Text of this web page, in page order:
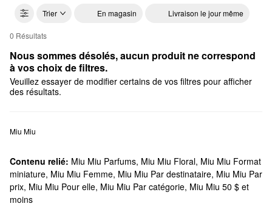
Trier En magasin Livraison le jour même
Miu Miu 100 $ et moins
0 Résultats
Nous sommes désolés, aucun produit ne correspond
à vos choix de filtres.
Veuillez essayer de modifier certains de vos filtres pour afficher
des résultats.
Miu Miu
Contenu relié: Miu Miu Parfums, Miu Miu Floral, Miu Miu Format
miniature, Miu Miu Femme, Miu Miu Par destinataire, Miu Miu Par
prix, Miu Miu Pour elle, Miu Miu Par catégorie, Miu Miu 50 $ et
moins